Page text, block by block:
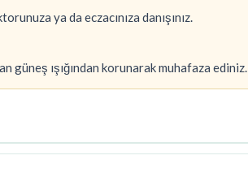
ya da eczacınıza danışınız.
güneş ışığından korunarak muhafaza ediniz.